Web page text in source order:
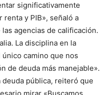
significativamente
y PIB», señaló a
agencias de calificación.
La disciplina en la
camino que nos
de deuda más manejable».
deuda pública, reiteró que